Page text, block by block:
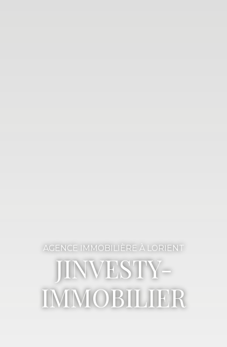
AGENCE IMMOBILIÈRE À LORIENT
JINVESTY-
IMMOBILIER